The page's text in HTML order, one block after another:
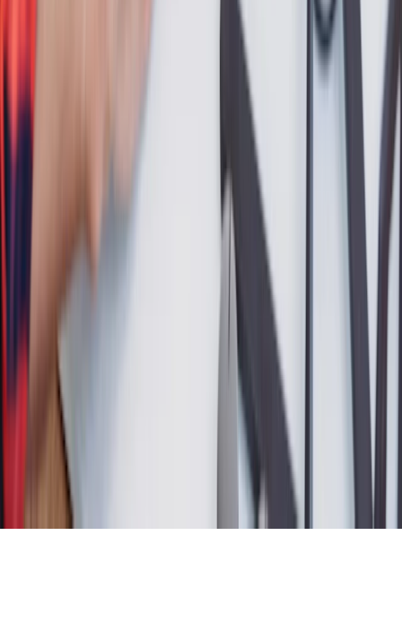
TVA réduite
Prime à l’auto-consommation
Accès Pros
Plan du site
© 2026 HomeServe Tous droits réservés - L'énergie est notre avenir,
économisons-la !
Gestion des cookies
CGU
Politique de
confidentialité
France Rénov'